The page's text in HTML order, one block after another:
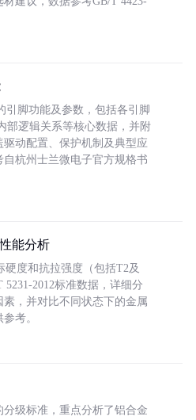
引脚功能及参数，包括各引脚
部逻辑关系等核心数据，并附
动配置、保护机制及典型应
杭州士兰微电子官方规格书
能分析
度和抗拉强度（包括T2及
2012标准数据，详细分
，并对比不同状态下的金属
考。
级标准，重点分析了铝合金